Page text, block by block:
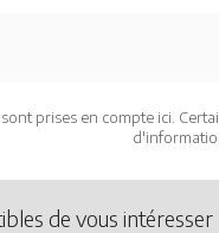
prises en compte ici.
de vous intéresser